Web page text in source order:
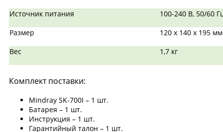
Источник питания
100-240 В, 50/60
Размер
120 х 140 х 195 мм
Вес
1,7 кг
Комплект поставки:
Mindray SK-700I – 1 шт.
Батарея – 1 шт.
Инструкция – 1 шт.
Гарантийный талон – 1 шт.